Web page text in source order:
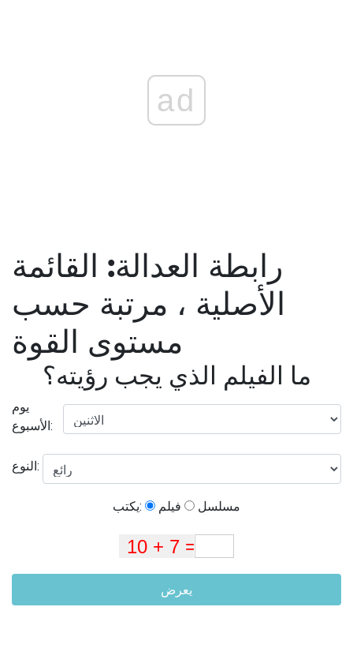
ad
رابطة العدالة: القائمة
الأصلية ، مرتبة حسب
مستوى القوة
ما الفيلم الذي يجب رؤيته؟
يوم
الأسبوع:
النوع:
يكتب: فيلم مسلسل
يعرض